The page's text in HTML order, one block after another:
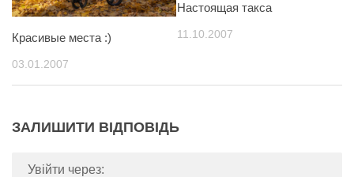
Красивые места :)
03.01.2007
Настоящая такса
11.10.2007
ЗАЛИШИТИ ВІДПОВІДЬ
Увійти через: